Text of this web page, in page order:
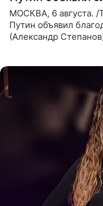
МОСКВА, 6 августа.
Путин объявил
(Александр